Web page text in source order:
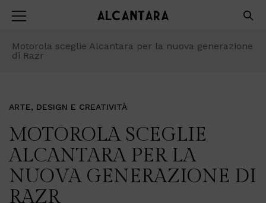
Motorola sceglie Alcantara per la nuova generazione
di Razr
ARTE, DESIGN E CREATIVITÀ
MOTOROLA SCEGLIE
ALCANTARA PER LA
NUOVA GENERAZIONE DI
RAZR